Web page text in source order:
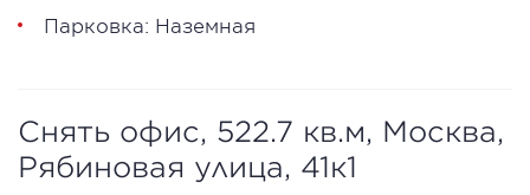
Парковка: Наземная
Снять офис, 522.7 кв.м, Москва,
Рябиновая улица, 41к1